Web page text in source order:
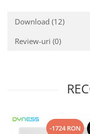
Download (12)
Review-uri (0)
-1724 RON